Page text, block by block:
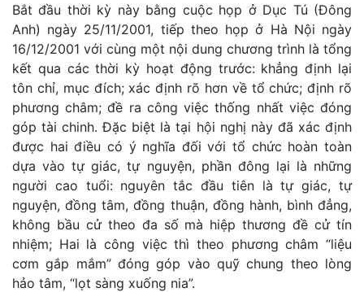
Bắt đầu thời kỳ này bằng cuộc họp ở Dục Tú (Đông
Anh) ngày 25/11/2001, tiếp theo họp ở Hà Nội ngày
16/12/2001 với cùng một nội dung chương trình là tổng
kết qua các thời kỳ hoạt động trước: khẳng định lại
tôn chỉ, mục đích; xác định rõ hơn về tổ chức; định rõ
phương châm; đề ra công việc thống nhất việc đóng
góp tài chinh. Đặc biệt là tại hội nghị này đã xác định
được hai điều có ý nghĩa đối với tổ chức hoàn toàn
dựa vào tự giác, tự nguyện, phần đông lại là những
người cao tuổi: nguyên tắc đầu tiên là tự giác, tự
nguyện, đồng tâm, đồng thuận, đồng hành, bình đẳng,
không bầu cử theo đa số mà hiệp thương đề cử tín
nhiệm; Hai là công việc thì theo phương châm “liệu
cơm gắp mắm” đóng góp vào quỹ chung theo lòng
hảo tâm, “lọt sàng xuống nia”.